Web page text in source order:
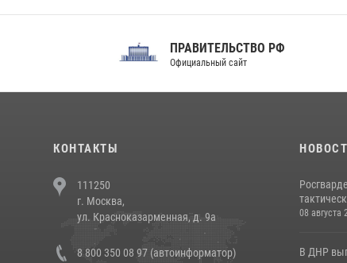
ПРАВИТЕЛЬСТВО РФ
Официальный сайт
КОНТАКТЫ
111250
г. Москва,
ул. Красноказарменная, д. 9а
8 800 350 08 97 (автоинформатор)
08 августа
В ДНР